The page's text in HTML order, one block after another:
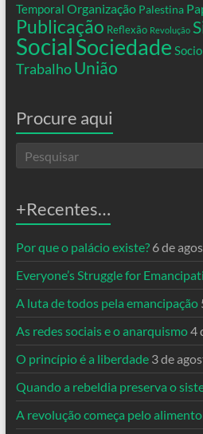
Temporal Organização Palestina
Publicação Reflexão Revolução
SocialSociedade Socio
Trabalho União
Procure aqui
+Recentes…
Por que o palácio existe? 6 de
Everyone’s Struggle for
A luta de todos pela emancipação
As redes sociais e o anarquismo4
O princípio é a liberdade 3 de
Quando a rebeldia preserva o
A revolução começa pelo alimento